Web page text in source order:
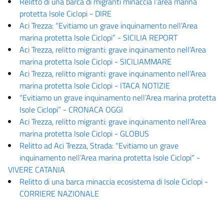
protetta Isole Ciclopi - DIRE
Aci Trezza: “Evitiamo un grave inquinamento nell’Area
marina protetta Isole Ciclopi” - SICILIA REPORT
Aci Trezza, relitto migranti: grave inquinamento nell’Area
marina protetta Isole Ciclopi - SICILIAMMARE
Aci Trezza, relitto migranti: grave inquinamento nell’Area
marina protetta Isole Ciclopi - ITACA NOTIZIE
“Evitiamo un grave inquinamento nell’Area marina protetta
Isole Ciclopi” - CRONACA OGGI
Aci Trezza, relitto migranti: grave inquinamento nell’Area
marina protetta Isole Ciclopi - GLOBUS
Relitto ad Aci Trezza, Strada: "Evitiamo un grave
inquinamento nell’Area marina protetta Isole Ciclopi" -
VIVERE CATANIA
Relitto di una barca minaccia ecosistema di Isole Ciclopi -
CORRIERE NAZIONALE